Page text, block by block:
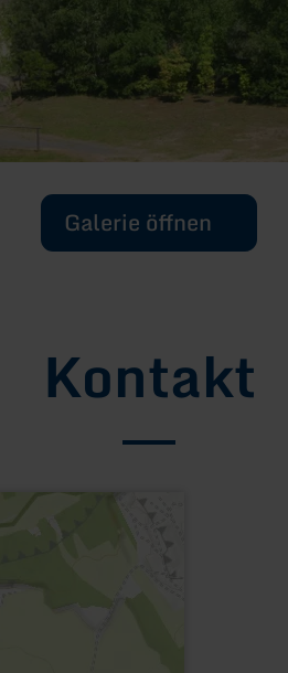
Galerie öffnen
Kontakt